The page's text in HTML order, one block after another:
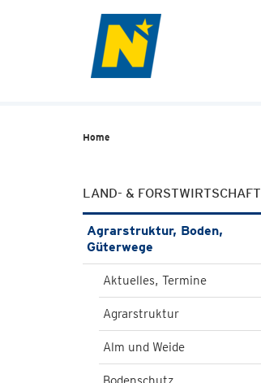
Home
LAND- & FORSTWIRTSCHAFT
Agrarstruktur, Boden,
Güterwege
Aktuelles, Termine
Agrarstruktur
Alm und Weide